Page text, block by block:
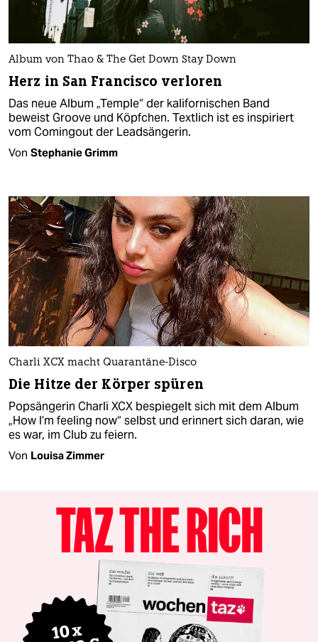
Album von Thao & The Get Down Stay Down
Herz in San Francisco verloren
Das neue Album „Temple“ der kalifornischen Band
beweist Groove und Köpfchen. Textlich ist es inspiriert
vom Comingout der Leadsängerin.
Von Stephanie Grimm
Charli XCX macht Quarantäne-Disco
Die Hitze der Körper spüren
Popsängerin Charli XCX bespiegelt sich mit dem Album
„How I’m feeling now“ selbst und erinnert sich daran, wie
es war, im Club zu feiern.
Von Louisa Zimmer